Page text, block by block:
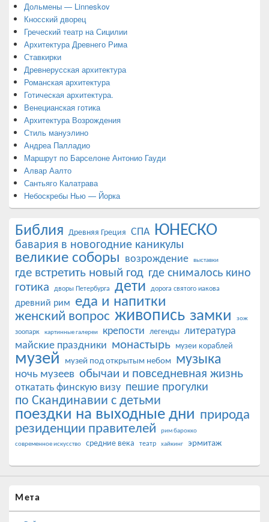
Дольмены — Linneskov
Кносский дворец
Греческий театр на Сицилии
Архитектура Древнего Рима
Ставкирки
Древнерусская архитектура
Романская архитектура
Готическая архитектура.
Венецианская готика
Архитектура Возрождения
Стиль мануэлино
Андреа Палладио
Маршрут по Барселоне Антонио Гауди
Алвар Аалто
Сантьяго Калатрава
Небоскребы Нью — Йорка
Библия Древняя Греция СПА ЮНЕСКО
бавария в новогодние каникулы
великие соборы возрождение выставки
где встретить новый год где снималось кино
готика дворы Петербурга дети дорога святого иакова
древний рим еда и напитки
женский вопрос живопись замки зож
зоопарк картинные галереи крепости легенды литература
майские праздники монастырь музеи кораблей
музей музей под открытым небом музыка
ночь музеев обычаи и повседневная жизнь
откатать финскую визу пешие прогулки
по Скандинавии с детьми
поездки на выходные дни природа
резиденции правителей
рим барокко
современное искусство
средние века театр хайкинг эрмитаж
Мета